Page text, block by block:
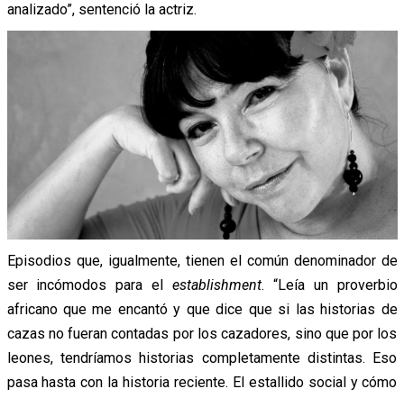
analizado”, sentenció la actriz.
Episodios que, igualmente, tienen el común denominador de
ser incómodos para el establishment. “Leía un proverbio
africano que me encantó y que dice que si las historias de
cazas no fueran contadas por los cazadores, sino que por los
leones, tendríamos historias completamente distintas. Eso
pasa hasta con la historia reciente. El estallido social y cómo